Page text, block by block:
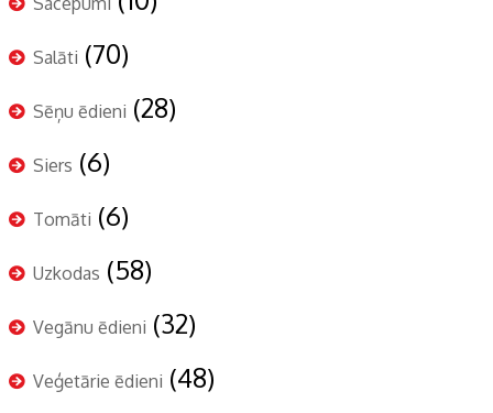
Salāti (70)
Sēņu ēdieni (28)
Siers (6)
Tomāti (6)
Uzkodas (58)
Vegānu ēdieni (32)
Veģetārie ēdieni (48)